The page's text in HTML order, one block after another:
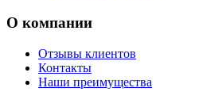
О компании
Отзывы клиентов
Контакты
Наши преимущества